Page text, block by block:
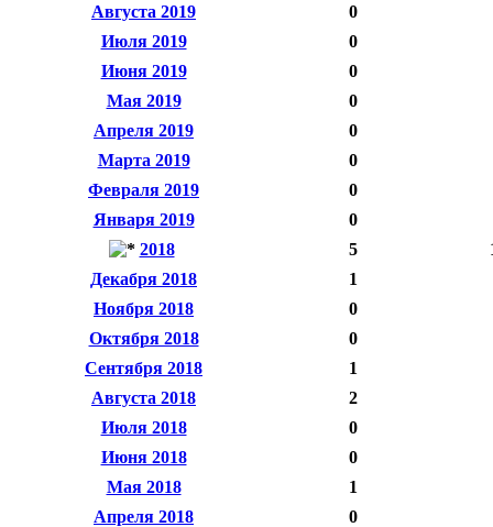
Августа 2019
0
Июля 2019
0
Июня 2019
0
Мая 2019
0
Апреля 2019
0
Марта 2019
0
Февраля 2019
0
Января 2019
0
2018
5
Декабря 2018
1
Ноября 2018
0
Октября 2018
0
Сентября 2018
1
Августа 2018
2
Июля 2018
0
Июня 2018
0
Мая 2018
1
Апреля 2018
0